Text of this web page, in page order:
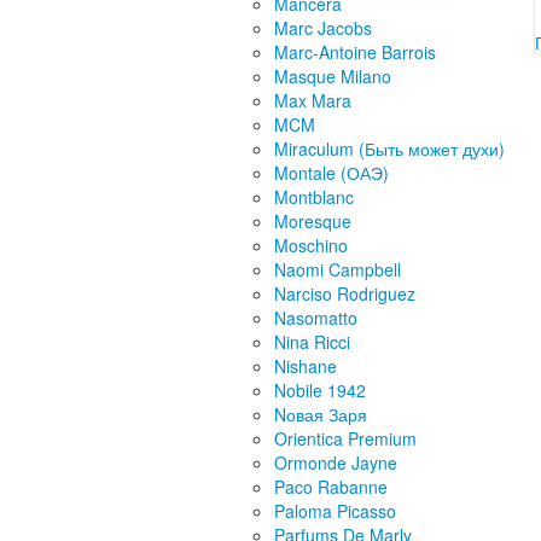
Marc Jacobs
Marc-Antoine Barrois
Masque Milano
Max Mara
MCM
Miraculum (Быть может духи)
Montale (ОАЭ)
Montblanc
Moresque
Moschino
Naomi Campbell
Narciso Rodriguez
Nasomatto
Nina Ricci
Nishane
Nobile 1942
Nовая Заря
Orientica Premium
Ormonde Jayne
Paco Rabanne
Paloma Picasso
Parfums De Marly